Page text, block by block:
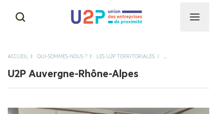
SUCCÈS
ACCUEIL QUI-SOMMES-NOUS ? LES U2P TERRITORIALES ...
U2P Auvergne-Rhône-Alpes